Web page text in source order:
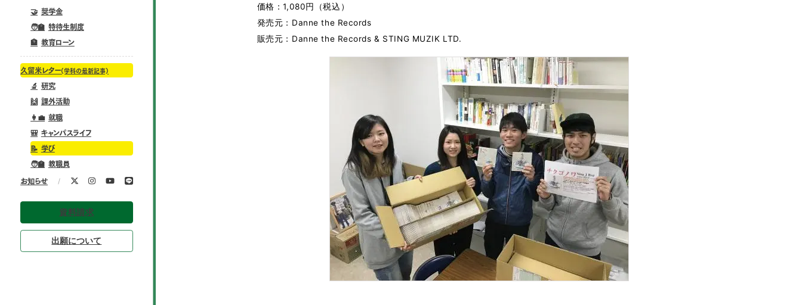
🤝 奨学金
🧑‍🏫 特待生制度
🏦 教育ローン
久留米レター(学科の最新記事)
🔬 研究
🙌 課外活動
👩‍💼 就職
🎒 キャンパスライフ
📝 学び
🧑‍🏫 教職員
お知らせ /
資料請求
出願について
価格：1,080円（税込）
発売元：Danne the Records
販売元：Danne the Records & STING MUZIK LTD.